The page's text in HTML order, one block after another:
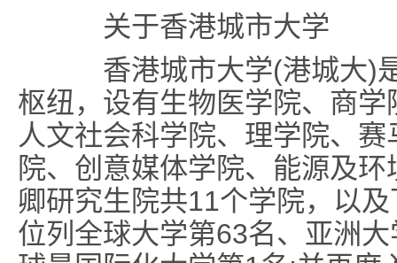
关于香港城市大学
香港城市大学(港城大)
枢纽，设有生物医学院、商
人文社会科学院、理学院、
院、创意媒体学院、能源及
卿研究生院共11个学院，以
位列全球大学第63名、亚洲